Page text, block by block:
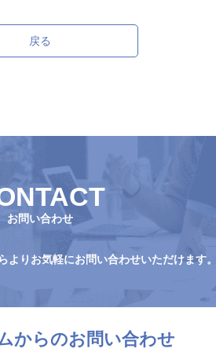
戻る
お問い合わせ
よりお気軽にお問い合わせいただけます
からのお問い合わせ